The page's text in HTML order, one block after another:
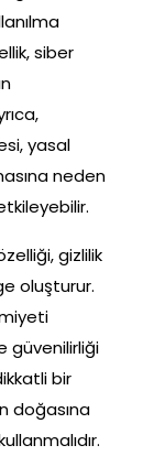
siber
yasal
neden
gizlilik
oluşturur.
güvenilirliği
bir
doğasına